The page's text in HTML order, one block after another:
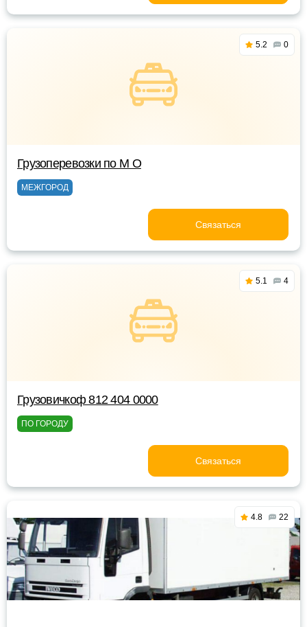
5.2 0
Грузоперевозки по М О
МЕЖГОРОД
Связаться
5.1 4
Грузовичкоф 812 404 0000
ПО ГОРОДУ
Связаться
4.8 22